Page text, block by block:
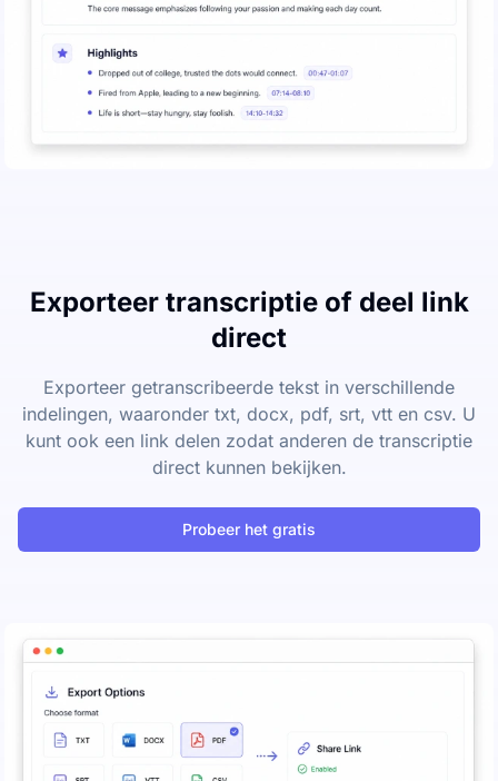
Exporteer transcriptie of deel link
direct
Exporteer getranscribeerde tekst in verschillende
indelingen, waaronder txt, docx, pdf, srt, vtt en csv. U
kunt ook een link delen zodat anderen de transcriptie
direct kunnen bekijken.
Probeer het gratis